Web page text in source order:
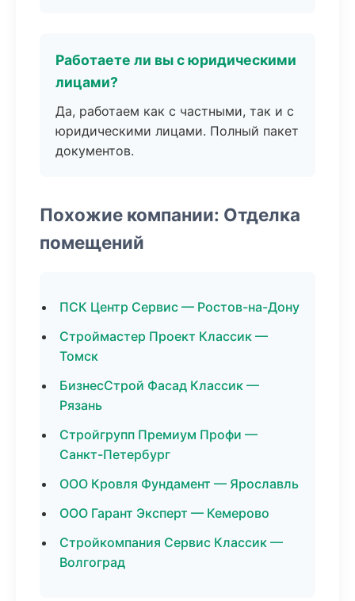
Работаете ли вы с юридическими
лицами?
Да, работаем как с частными, так и с
юридическими лицами. Полный пакет
документов.
Похожие компании: Отделка
помещений
ПСК Центр Сервис — Ростов-на-Дону
Строймастер Проект Классик —
Томск
БизнесСтрой Фасад Классик —
Рязань
Стройгрупп Премиум Профи —
Санкт-Петербург
ООО Кровля Фундамент — Ярославль
ООО Гарант Эксперт — Кемерово
Стройкомпания Сервис Классик —
Волгоград